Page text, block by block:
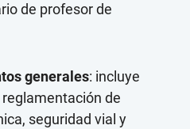
de profesor de
generales: incluye
de
seguridad vial y